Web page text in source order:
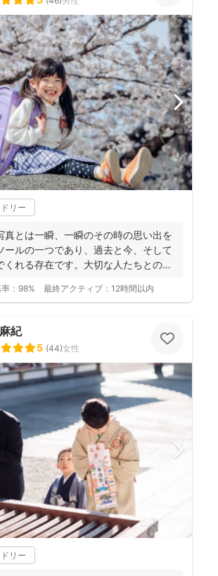
リー
真とは一瞬、一瞬のその時の思い出を
ールの一つであり、過去と今、そして
くれる存在です。大切な人たちとの写
： 98% 最終アクティブ： 12時間以内
紀
5 (44)女性
リー